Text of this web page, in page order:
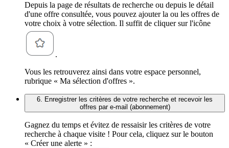
Depuis la page de résultats de recherche ou depuis le détail
d'une offre consultée, vous pouvez ajouter la ou les offres de
votre choix à votre sélection. Il suffit de cliquer sur l'icône
.
Vous les retrouverez ainsi dans votre espace personnel,
rubrique « Ma sélection d'offres ».
6. Enregistrer les critères de votre recherche et recevoir les
offres par e-mail (abonnement)
Gagnez du temps et évitez de ressaisir les critères de votre
recherche à chaque visite ! Pour cela, cliquez sur le bouton
« Créer une alerte » :